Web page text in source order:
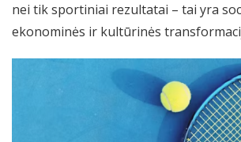
nei tik sportiniai rezultatai – tai yra
ekonominės ir kultūrinės